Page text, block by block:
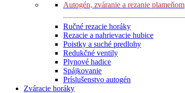
Autogén, zváranie a rezanie plameňom
Ručné rezacie horáky
Rezacie a nahrievacie hubice
Poistky a suché predlohy
Redukčné ventily
Plynové hadice
Spájkovanie
Príslušenstvo autogén
Zváracie horáky